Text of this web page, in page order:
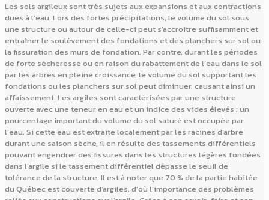
Les sols argileux sont très sujets aux expansions et aux contractions
dues à l’eau. Lors des fortes précipitations, le volume du sol sous
une structure ou autour de celle-ci peut s’accroître suffisamment et
entraîner le soulèvement des fondations et des planchers sur sol ou
la fissuration des murs de fondation. Par contre, durant les périodes
de forte sécheresse ou en raison du rabattement de l’eau dans le sol
par les arbres en pleine croissance, le volume du sol supportant les
fondations ou les planchers sur sol peut diminuer, causant ainsi un
affaissement. Les argiles sont caractérisées par une structure
ouverte avec une teneur en eau et un indice des vides élevés ; un
pourcentage important du volume du sol saturé est occupée par
l’eau. Si cette eau est extraite localement par les racines d’arbre
durant une saison sèche, il en résulte des tassements différentiels
pouvant engendrer des fissures dans les structures légères fondées
dans l’argile si le tassement différentiel dépasse le seuil de
tolérance de la structure. Il est à noter que 70 % de la partie habitée
du Québec est couverte d’argiles, d’où l’importance des problèmes